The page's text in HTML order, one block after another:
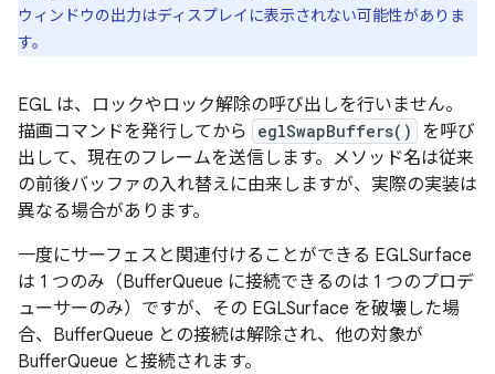
ウィンドウの出力はディスプレイに表示されない可能性がありま
す。
EGL は、ロックやロック解除の呼び出しを行いません。
描画コマンドを発行してから
eglSwapBuffers()
を呼び
出して、現在のフレームを送信します。メソッド名は従来
の前後バッファの入れ替えに由来しますが、実際の実装は
異なる場合があります。
一度にサーフェスと関連付けることができる EGLSurface
は 1 つのみ（BufferQueue に接続できるのは 1 つのプロデ
ューサーのみ）ですが、その EGLSurface を破壊した場
合、BufferQueue との接続は解除され、他の対象が
BufferQueue と接続されます。